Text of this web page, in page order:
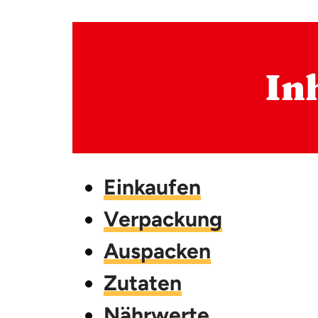
Einkaufen
Verpackung
Auspacken
Zutaten